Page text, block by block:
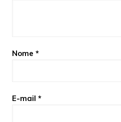
Nome *
E-mail *